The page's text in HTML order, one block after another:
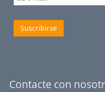
Suscribirse
Contacte con